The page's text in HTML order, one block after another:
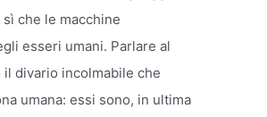
che le macchine
esseri umani. Parlare al
divario incolmabile che
umana: essi sono, in ultima